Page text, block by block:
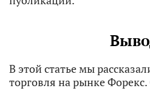
В этой статье мы
торговля на рынке